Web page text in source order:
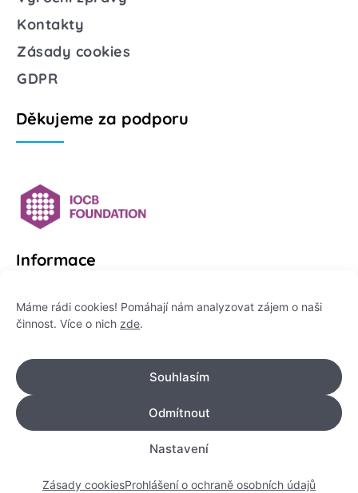
Máme rádi cookies! Pomáhají nám analyzovat zájem o naši
činnost. Více o nich zde.
Souhlasím
Odmítnout
Nastavení
Zásady cookiesProhlášení o ochraně osobních údajů
Kontakty
Zásady cookies
GDPR
Děkujeme za podporu
Informace
Platformu Zeptej se vědce provozuje:
IČO: 178 47 389
Flemingovo náměstí 542/2,
Dejvice, 160 00 Praha 6
info@zeptejsevedce.cz